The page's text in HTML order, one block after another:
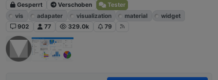
Gesperrt Verschoben
Tester
vis
adapater visualization material
widget
902
77 329.0k 79